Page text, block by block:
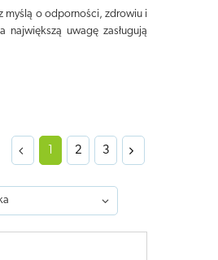
myślą o odporności, zdrowiu i
uwagę zasługują
1 2 3